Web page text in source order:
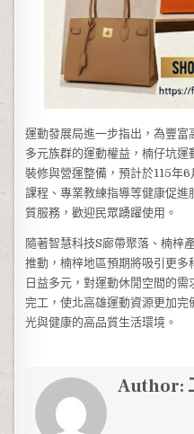
運動發展局進一步指出，為豐
多元族群的運動權益，楠仔坑
裝修與營運整備，預計於115年
課程、專業教練指導等健康促
質服務，歡迎民眾踴躍使用。
隨著智慧科技S廊帶聚落、楠梓
推動，楠梓地區預期將吸引更
日益多元，對運動休閒空間的
完工，使北高雄運動資源更加
光與健康的高品質生活環境。
Author: